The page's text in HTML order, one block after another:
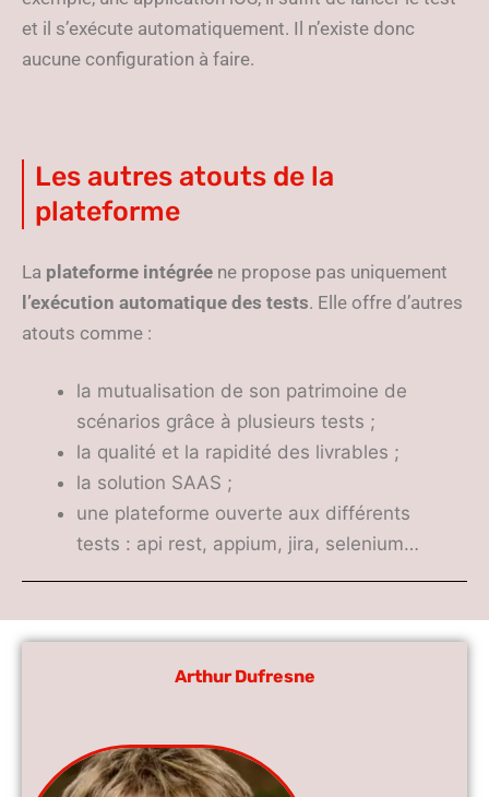
et il s’exécute automatiquement. Il n’existe donc
aucune configuration à faire.
Les autres atouts de la
plateforme
La plateforme intégrée ne propose pas uniquement
l’exécution automatique des tests. Elle offre d’autres
atouts comme :
la mutualisation de son patrimoine de
scénarios grâce à plusieurs tests ;
la qualité et la rapidité des livrables ;
la solution SAAS ;
une plateforme ouverte aux différents
tests : api rest, appium, jira, selenium…
Arthur Dufresne